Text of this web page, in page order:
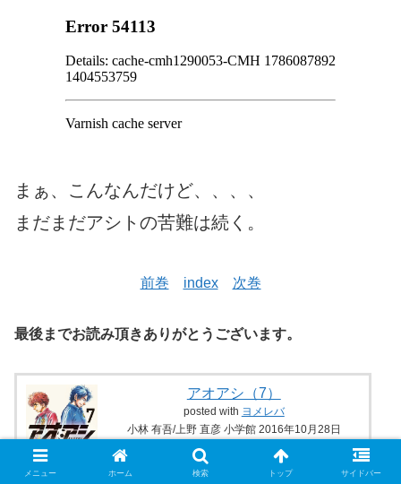
まぁ、こんなんだけど、、、、
まだまだアシトの苦難は続く。
前巻 index 次巻
最後までお読み頂きありがとうございます。
アオアシ（7）
posted with ヨメレバ
小林 有吾/上野 直彦 小学館 2016年10月28日
楽天ブックスで購入
メニュー ホーム 検索 トップ サイドバー